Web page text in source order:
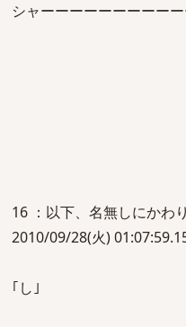
シャーーーーーーーーー
16 ：以下、名無しにかわ
2010/09/28(火)
｢し｣